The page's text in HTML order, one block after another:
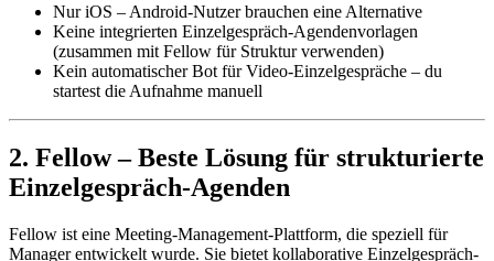
Nur iOS – Android-Nutzer brauchen eine Alternative
Keine integrierten Einzelgespräch-Agendenvorlagen
(zusammen mit Fellow für Struktur verwenden)
Kein automatischer Bot für Video-Einzelgespräche – du
startest die Aufnahme manuell
2. Fellow – Beste Lösung für strukturierte
Einzelgespräch-Agenden
Fellow ist eine Meeting-Management-Plattform, die speziell für
Manager entwickelt wurde. Sie bietet kollaborative Einzelgespräch-